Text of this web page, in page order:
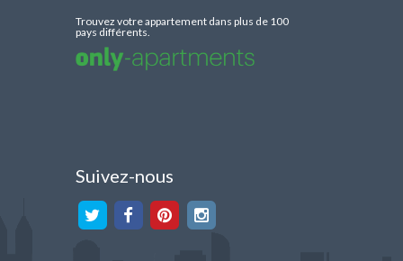
Trouvez votre appartement dans plus de 100
pays différents.
Suivez-nous